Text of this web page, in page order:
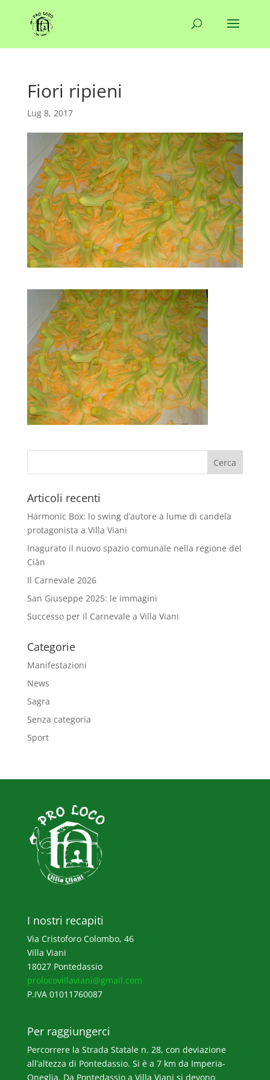
Fiori ripieni
Lug 8, 2017
Articoli recenti
Harmonic Box: lo swing d’autore a lume di candela
protagonista a Villa Viani
Inagurato il nuovo spazio comunale nella regione del
Ciàn
Il Carnevale 2026
San Giuseppe 2025: le immagini
Successo per il Carnevale a Villa Viani
Categorie
Manifestazioni
News
Sagra
Senza categoria
Sport
I nostri recapiti
Via Cristoforo Colombo, 46
Villa Viani
18027 Pontedassio
prolocovillaviani@gmail.com
P.IVA 01011760087
Per raggiungerci
Percorrere la Strada Statale n. 28, con deviazione
all’altezza di Pontedassio. Si è a 7 km da Imperia-
Oneglia. Da Pontedassio a Villa Viani si devono